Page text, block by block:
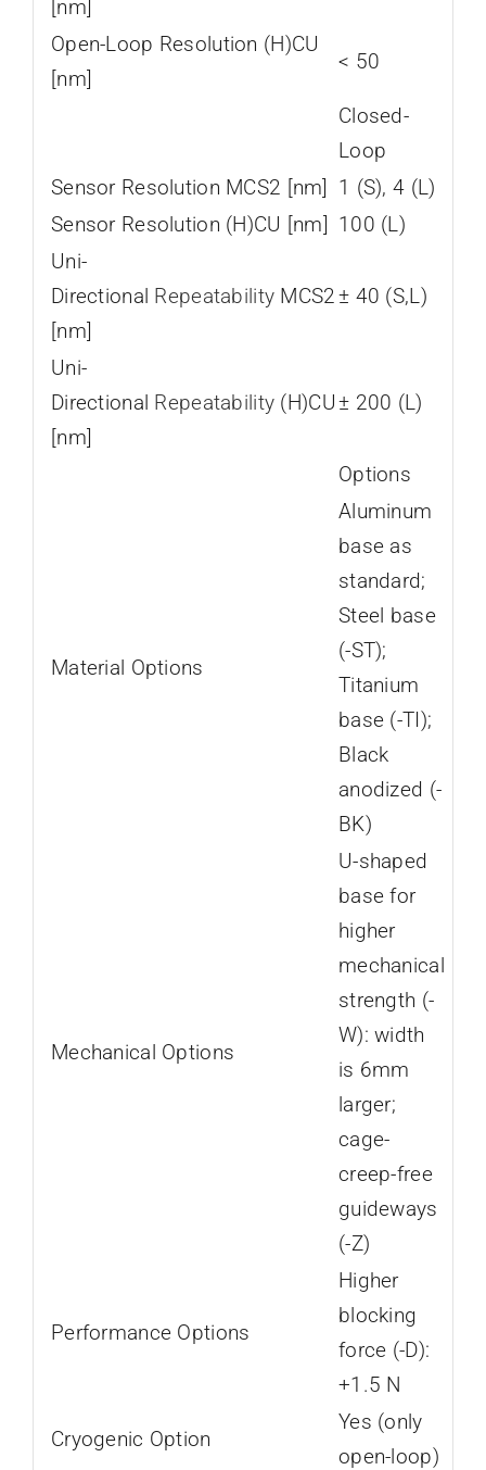
[nm]
Open-Loop Resolution (H)CU
[nm]
< 50
Closed-
Loop
Sensor Resolution MCS2 [nm]
1 (S), 4 (L)
Sensor Resolution (H)CU [nm] 100 (L)
Uni-
Directional Repeatability MCS2
[nm]
± 40 (S,L)
Uni-
Directional Repeatability (H)CU
[nm]
± 200 (L)
Options
Material Options
Aluminum
base as
standard;
Steel base
(-ST);
Titanium
base (-TI);
Black
anodized (-
BK)
Mechanical Options
U-shaped
base for
higher
mechanical
strength (-
W): width
is 6mm
larger;
cage-
creep-free
guideways
(-Z)
Performance Options
Higher
blocking
force (-D):
+1.5 N
Cryogenic Option
Yes (only
open-loop)